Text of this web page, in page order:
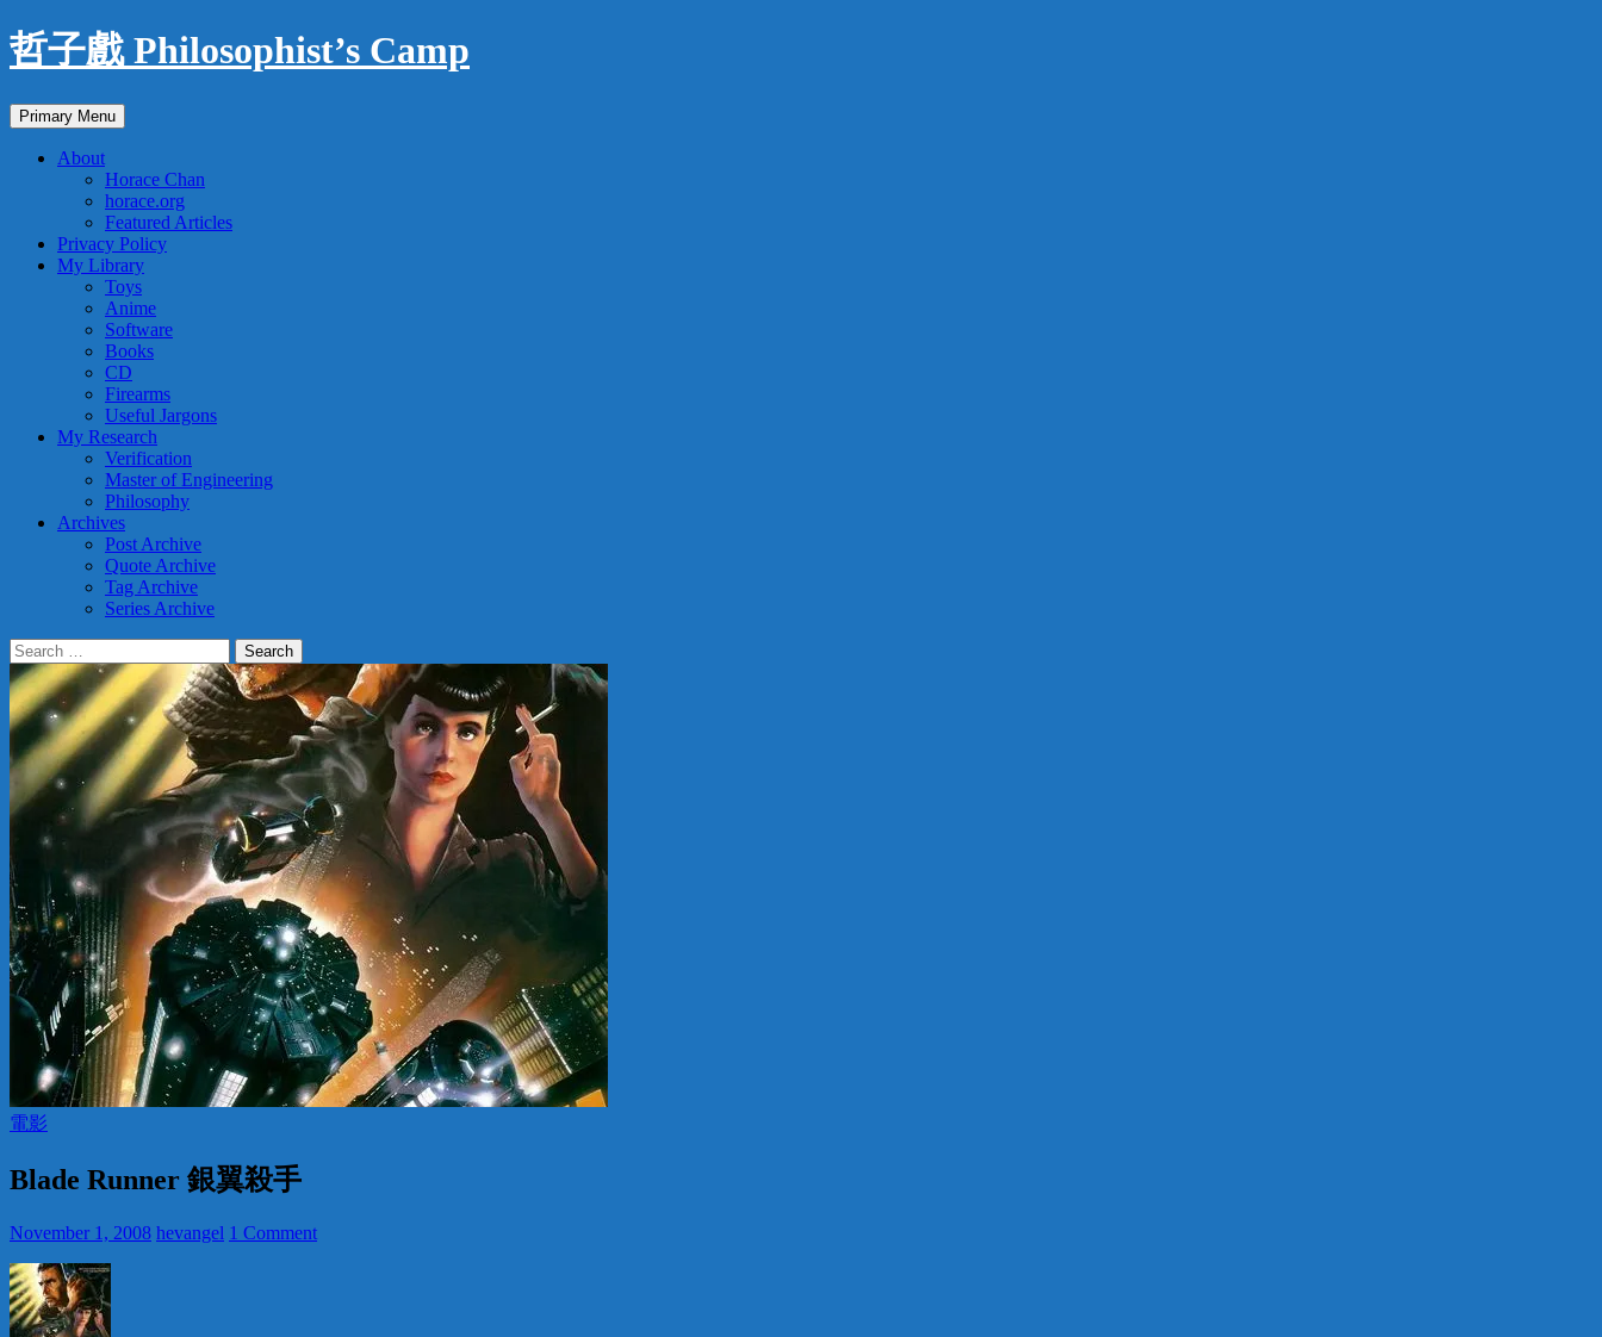
Skip
to
哲子戲 Philosophist’s Camp
Search
Primary Menu
About
Horace Chan
horace.org
Featured Articles
Privacy Policy
My Library
Toys
Anime
Software
Books
CD
Firearms
Useful Jargons
My Research
Verification
Master of Engineering
Philosophy
Archives
Post Archive
Quote Archive
Tag Archive
Series Archive
Search
for:
電影
Blade Runner 銀翼殺手
November 1, 2008 hevangel 1 Comment